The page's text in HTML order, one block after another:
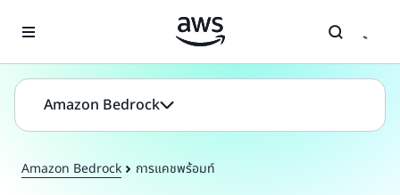
Amazon Bedrock
Amazon Bedrock การแคชพร้อมท์